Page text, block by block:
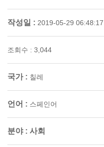
작성일 : 2019-05-29 06:48:17
조회수 : 3,044
국가 : 칠레
언어 : 스페인어
분야 : 사회